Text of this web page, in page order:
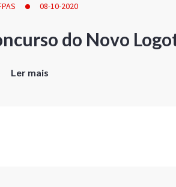
08-10-2020
do Novo
Ler mais